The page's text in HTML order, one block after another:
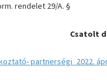
rendelet 29/A. §
Csatolt
partnerségi_2022.